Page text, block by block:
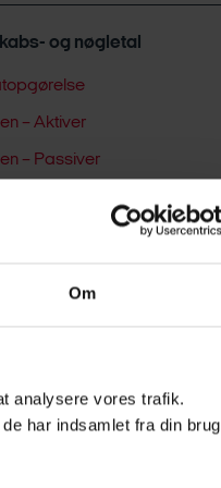
Om
analysere vores trafik.
har indsamlet fra din brug
og nøgletal
– Aktiver
– Passiver